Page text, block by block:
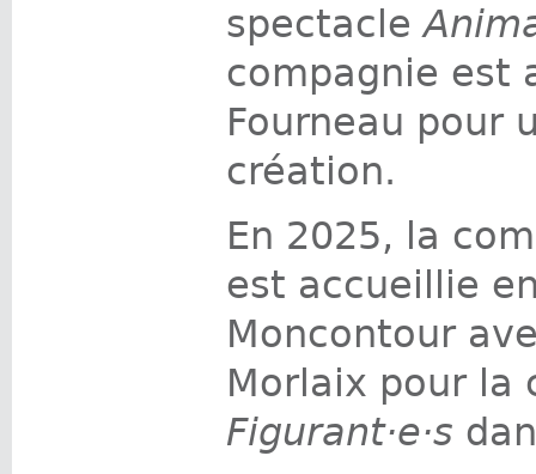
spectacle
compagnie est
Fourneau pour
création.
En 2025, la
est accueillie
Moncontour
Morlaix pour la
Figurant·e·s